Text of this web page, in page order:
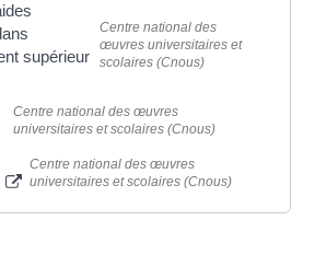
supérieur
Centre national des
œuvres universitaires et
scolaires (Cnous)
Centre national des œuvres
universitaires et scolaires (Cnous)
Centre national des œuvres
universitaires et scolaires (Cnous)